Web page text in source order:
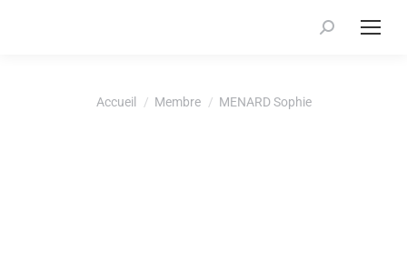
Recherche
Accueil Membre MENARD Sophie